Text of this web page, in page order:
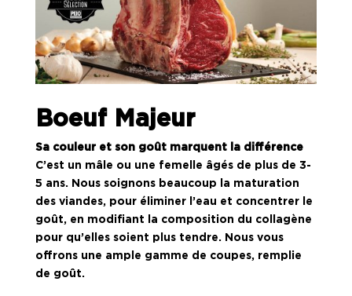
Boeuf Majeur
Sa couleur et son goût marquent la différence
C’est un mâle ou une femelle âgés de plus de 3-
5 ans. Nous soignons beaucoup la maturation
des viandes, pour éliminer l’eau et concentrer le
goût, en modifiant la composition du collagène
pour qu’elles soient plus tendre. Nous vous
offrons une ample gamme de coupes, remplie
de goût.